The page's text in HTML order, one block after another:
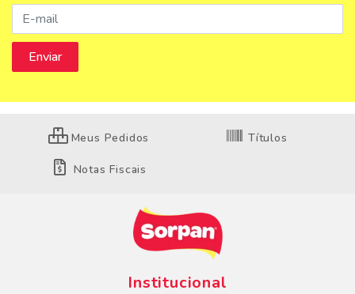
Meus Pedidos Títulos
Notas Fiscais
Institucional